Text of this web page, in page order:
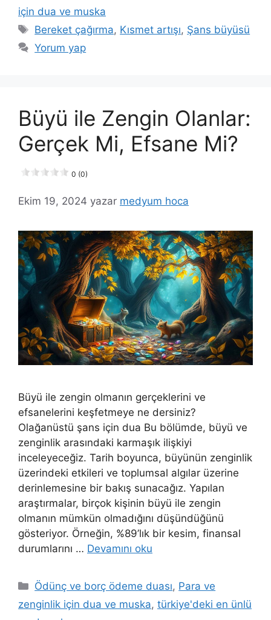
için dua ve muska
Bereket çağırma, Kısmet artışı, Şans büyüsü
Yorum yap
Büyü ile Zengin Olanlar:
Gerçek Mi, Efsane Mi?
0 (0)
Ekim 19, 2024 yazar medyum hoca
Büyü ile zengin olmanın gerçeklerini ve
efsanelerini keşfetmeye ne dersiniz?
Olağanüstü şans için dua Bu bölümde, büyü ve
zenginlik arasındaki karmaşık ilişkiyi
inceleyeceğiz. Tarih boyunca, büyünün zenginlik
üzerindeki etkileri ve toplumsal algılar üzerine
derinlemesine bir bakış sunacağız. Yapılan
araştırmalar, birçok kişinin büyü ile zengin
olmanın mümkün olmadığını düşündüğünü
gösteriyor. Örneğin, %89’lık bir kesim, finansal
durumlarını … Devamını oku
Ödünç ve borç ödeme duası, Para ve
zenginlik için dua ve muska, türkiye'deki en ünlü